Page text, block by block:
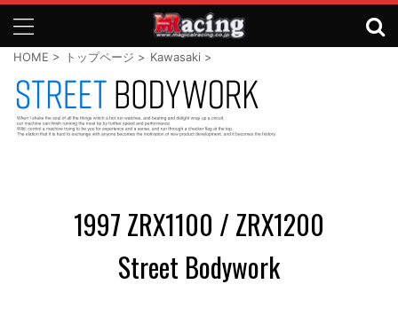
HOME > トップページ > Kawasaki >
1997 ZRX1100 / ZRX1200
Street Bodywork